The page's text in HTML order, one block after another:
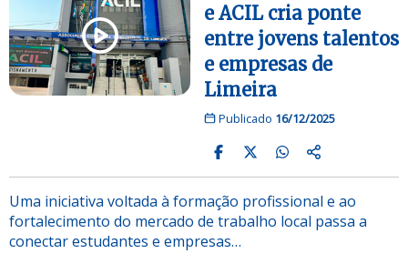
e ACIL cria ponte
entre jovens talentos
e empresas de
Limeira
Publicado 16/12/2025
Uma iniciativa voltada à formação profissional e ao
fortalecimento do mercado de trabalho local passa a
conectar estudantes e empresas…